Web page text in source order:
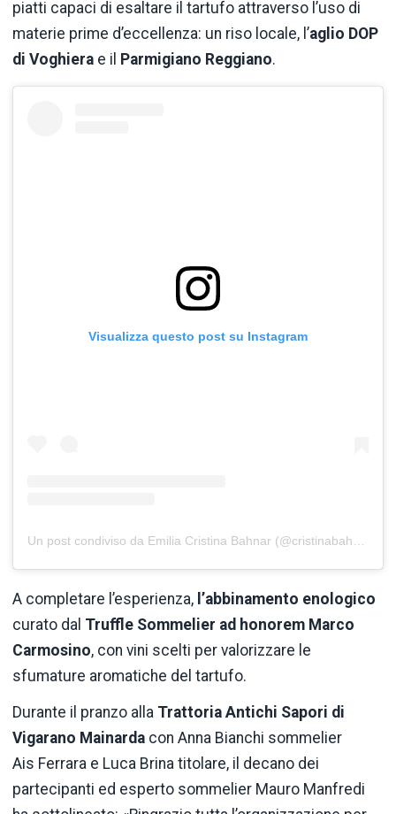
piatti capaci di esaltare il tartufo attraverso l’uso di
materie prime d’eccellenza: un riso locale, l’aglio DOP
di Voghiera e il Parmigiano Reggiano.
Visualizza questo post su Instagram
A completare l’esperienza, l’abbinamento enologico
curato dal Truffle Sommelier ad honorem Marco
Carmosino, con vini scelti per valorizzare le
sfumature aromatiche del tartufo.
Durante il pranzo alla Trattoria Antichi Sapori di
Vigarano Mainarda con Anna Bianchi sommelier
Ais Ferrara e Luca Brina titolare, il decano dei
partecipanti ed esperto sommelier Mauro Manfredi